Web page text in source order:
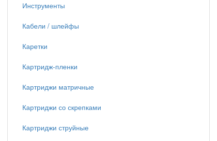
Инструменты
Кабели / шлейфы
Каретки
Картридж-пленки
Картриджи матричные
Картриджи со скрепками
Картриджи струйные